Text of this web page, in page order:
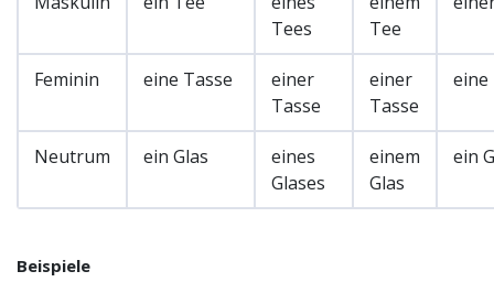
Tees
Tee
Feminin eine Tasse
einer
Tasse
einer
Tasse
eine
Neutrum ein Glas
eines
Glases
einem
Glas
ein
Beispiele